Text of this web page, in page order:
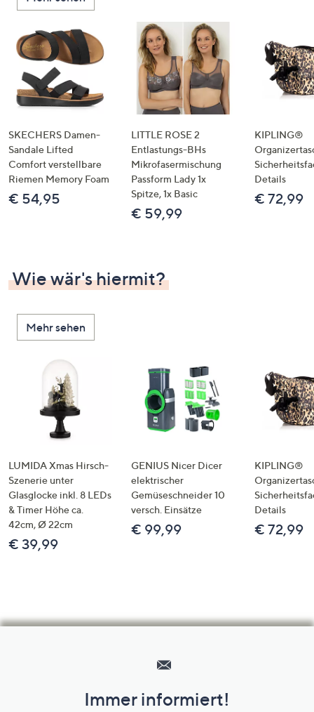
SKECHERS Damen-
Sandale Lifted
Comfort verstellbare
Riemen Memory Foam
€ 54,95
LITTLE ROSE 2
Entlastungs-BHs
Mikrofasermischung
Passform Lady 1x
Spitze, 1x Basic
€ 59,99
KIPLING®
Details
€ 72,99
Wie wär's hiermit?
Mehr sehen
LUMIDA Xmas Hirsch-
Szenerie unter
Glasglocke inkl. 8 LEDs
& Timer Höhe ca.
42cm, Ø 22cm
€ 39,99
GENIUS Nicer Dicer
elektrischer
Gemüseschneider 10
versch. Einsätze
€ 99,99
KIPLING®
Details
€ 72,99
Unternehmensinformationen
Immer informiert!